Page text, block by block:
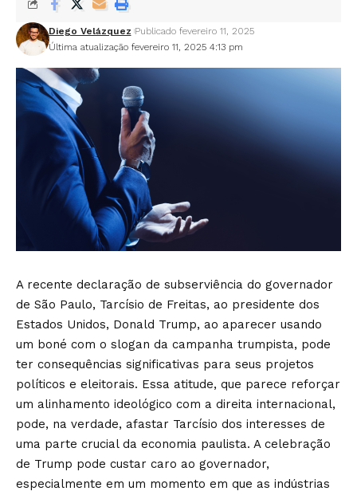
Última atualização fevereiro 11, 2025 4:13 pm
Diego Velázquez Publicado fevereiro 11, 2025
A recente declaração de subserviência do governador
de São Paulo, Tarcísio de Freitas, ao presidente dos
Estados Unidos, Donald Trump, ao aparecer usando
um boné com o slogan da campanha trumpista, pode
ter consequências significativas para seus projetos
políticos e eleitorais. Essa atitude, que parece reforçar
um alinhamento ideológico com a direita internacional,
pode, na verdade, afastar Tarcísio dos interesses de
uma parte crucial da economia paulista. A celebração
de Trump pode custar caro ao governador,
especialmente em um momento em que as indústrias